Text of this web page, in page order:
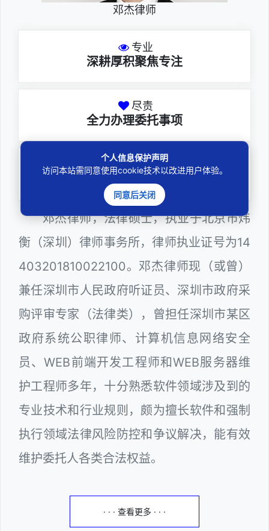
邓杰律师
专业
深耕厚积聚焦专注
尽责
全力办理委托事项
务实
扎实维护合法权益
邓杰律师，法律硕士，执业于北京市炜
衡（深圳）律师事务所，律师执业证号为14
403201810022100。邓杰律师现（或曾）
兼任深圳市人民政府听证员、深圳市政府采
购评审专家（法律类），曾担任深圳市某区
政府系统公职律师、计算机信息网络安全
员、WEB前端开发工程师和WEB服务器维
护工程师多年，十分熟悉软件领域涉及到的
专业技术和行业规则，颇为擅长软件和强制
执行领域法律风险防控和争议解决，能有效
维护委托人各类合法权益。
· · · 查看更多 · · ·
个人信息保护声明
访问本站需同意使用cookie技术以改进用户体验。
同意后关闭